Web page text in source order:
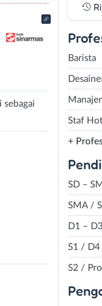
sebagai
Barista
Manajer
Staf
+
SD –
SMA /
D1 – D3
S1 / D4
S2 /